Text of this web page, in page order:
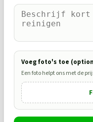
Voeg foto's toe
Een foto helpt ons met de